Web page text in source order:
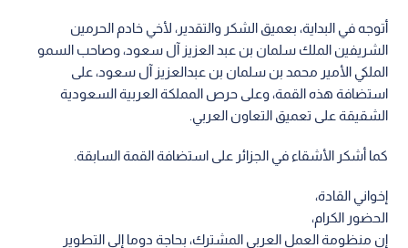
أتوجه في البداية، بعميق الشكر والتقدير، لأخي خادم الحرمين
الشريفين الملك سلمان بن عبد العزيز آل سعود، وصاحب السمو
الملكي الأمير محمد بن سلمان بن عبدالعزيز آل سعود، على
استضافة هذه القمة، وعلى حرص المملكة العربية السعودية
الشقيقة على تعميق التعاون العربي.
كما أشكر الأشقاء في الجزائر على استضافة القمة السابقة.
إخواني القادة،
الحضور الكرام،
إن منظومة العمل العربي المشترك، بحاجة دوما إلى التطوير